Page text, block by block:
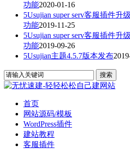
功能2020-01-16
5Usujian super serv客服插件升
功能2019-11-25
5Usujian super serv客服插件升
功能2019-09-26
5Usujian主题4.5.7版本发布
首页
网站源码/模板
WordPress插件
建站教程
客服插件